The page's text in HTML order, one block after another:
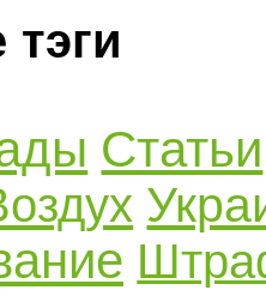
Статьи